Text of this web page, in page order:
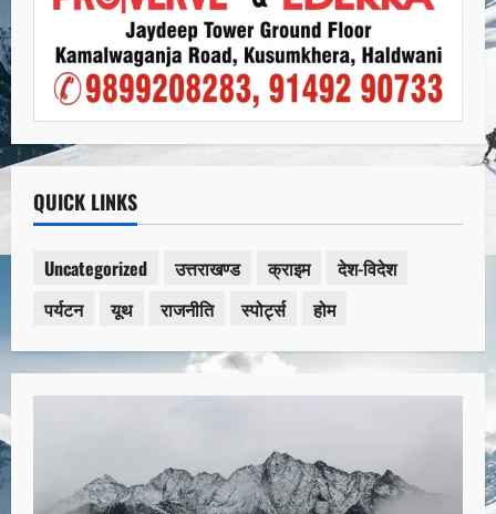
QUICK LINKS
Uncategorized उत्तराखण्ड क्राइम
देश-विदेश
पर्यटन
यूथ राजनीति स्पोर्ट्स होम